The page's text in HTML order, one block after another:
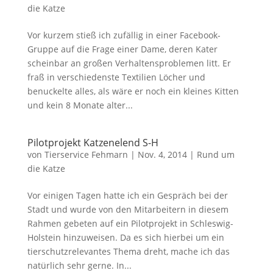
die Katze
Vor kurzem stieß ich zufällig in einer Facebook-
Gruppe auf die Frage einer Dame, deren Kater
scheinbar an großen Verhaltensproblemen litt. Er
fraß in verschiedenste Textilien Löcher und
benuckelte alles, als wäre er noch ein kleines Kitten
und kein 8 Monate alter...
Pilotprojekt Katzenelend S-H
von Tierservice Fehmarn | Nov. 4, 2014| Rund um
die Katze
Vor einigen Tagen hatte ich ein Gespräch bei der
Stadt und wurde von den Mitarbeitern in diesem
Rahmen gebeten auf ein Pilotprojekt in Schleswig-
Holstein hinzuweisen. Da es sich hierbei um ein
tierschutzrelevantes Thema dreht, mache ich das
natürlich sehr gerne. In...